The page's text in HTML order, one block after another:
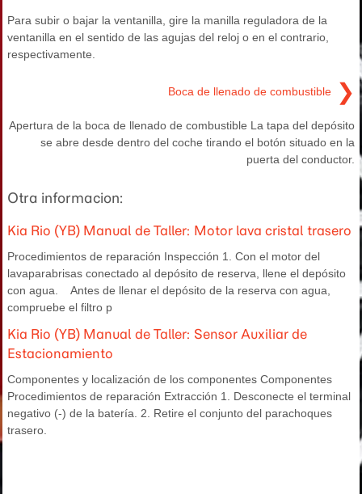
Para subir o bajar la ventanilla, gire la manilla reguladora de la
ventanilla en el sentido de las agujas del reloj o en el contrario,
respectivamente.
Boca de llenado de combustible ❯
Apertura de la boca de llenado de combustible La tapa del depósito
se abre desde dentro del coche tirando el botón situado en la
puerta del conductor.
Otra informacion:
Kia Rio (YB) Manual de Taller: Motor lava cristal trasero
Procedimientos de reparación Inspección 1. Con el motor del
lavaparabrisas conectado al depósito de reserva, llene el depósito
con agua. Antes de llenar el depósito de la reserva con agua,
compruebe el filtro p
Kia Rio (YB) Manual de Taller: Sensor Auxiliar de
Estacionamiento
Componentes y localización de los componentes Componentes
Procedimientos de reparación Extracción 1. Desconecte el terminal
negativo (-) de la batería. 2. Retire el conjunto del parachoques
trasero.